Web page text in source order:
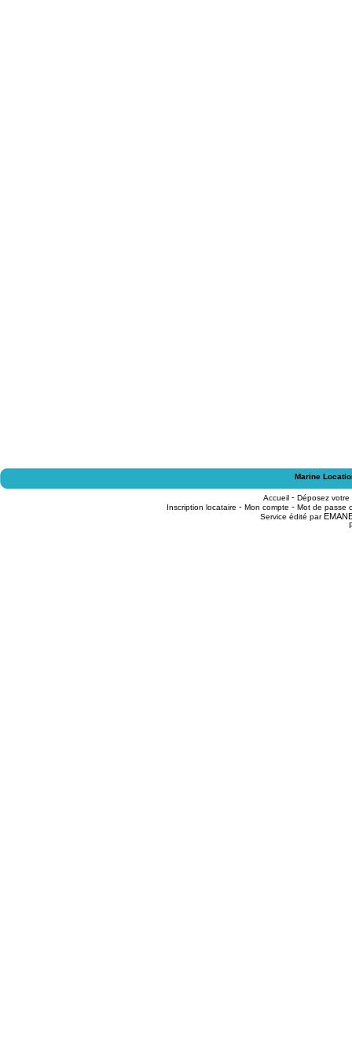
Marine
Accueil - Déposez
Inscription locataire - Mon compte - Mot de passe
Service édité par